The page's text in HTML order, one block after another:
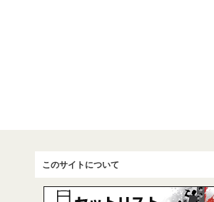
このサイトについて